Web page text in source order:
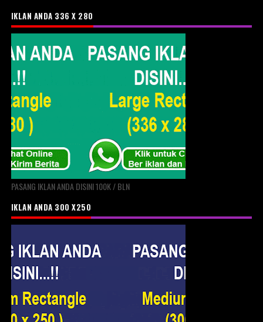
IKLAN ANDA 336 X 280
PASANG IKLAN ANDA DISINI 100K / BLN
IKLAN ANDA 300 X250